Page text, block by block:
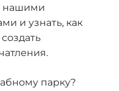
нашими
и узнать, как
парку?